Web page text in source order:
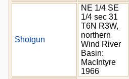
Shotgun
NE 1/4 SE
1/4 sec 31
T6N R3W,
northern
Wind River
Basin:
MacIntyre
1966